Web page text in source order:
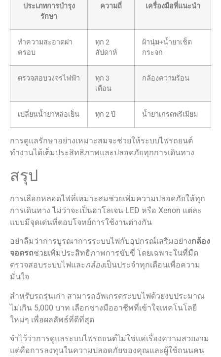
ประเภทการบำรุง
รักษา
ความถี่ เครื่องมือที่แนะนำ
ทำความสะอาดฝา
ครอบ
ทุก 2
สัปดาห์
ผ้านุ่ม+น้ำยาเช็ด
กระจก
ตรวจสอบวงจรไฟฟ้า
ทุก 3
เดือน
กล้องความร้อน
เปลี่ยนน้ำยาหล่อเย็น ทุก 2 ปี น้ำยาเกรดพรีเมียม
การดูแลรักษาอย่างเหมาะสมจะช่วยให้ระบบไฟรถยนต์
ทำงานได้เต็มประสิทธิภาพและปลอดภัยทุกการเดินทาง
สรุป
การเลือกหลอดไฟที่เหมาะสมช่วยเพิ่มความปลอดภัยให้ทุก
การเดินทาง ไม่ว่าจะเป็นฮาโลเจน LED หรือ Xenon แต่ละ
แบบมีจุดเด่นที่ตอบโจทย์การใช้งานต่างกัน
อย่าลืมว่าการบูรณาการระบบไฟกับอุปกรณ์เสริมอย่างกล้อง
จอดรถช่วยเพิ่มประสิทธิภาพการขับขี่ โดยเฉพาะในที่มืด
ตรวจสอบระบบไฟและกล้องเป็นประจำทุกเดือนเพื่อความ
มั่นใจ
สำหรับรถรุ่นเก่า สามารถอัพเกรดระบบไฟด้วยงบประมาณ
ไม่เกิน 5,000 บาท เลือกช่างมืออาชีพที่เข้าใจเทคโนโลยี
ใหม่ๆ เพื่อผลลัพธ์ที่ดีที่สุด
จำไว้ว่าการดูแลระบบไฟรถยนต์ไม่ใช่แค่เรื่องความสวยงาม
แต่คือการลงทุนในความปลอดภัยของคุณและผู้ใช้ถนนคน